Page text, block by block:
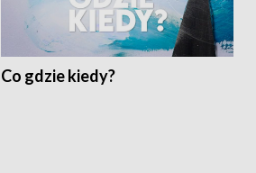
Co gdzie kiedy?